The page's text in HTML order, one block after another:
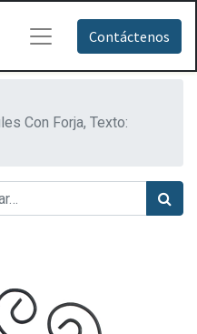
Contáctenos
Con Forja, Texto: